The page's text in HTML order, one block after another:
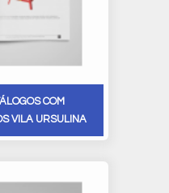
COM
VILA URSULINA